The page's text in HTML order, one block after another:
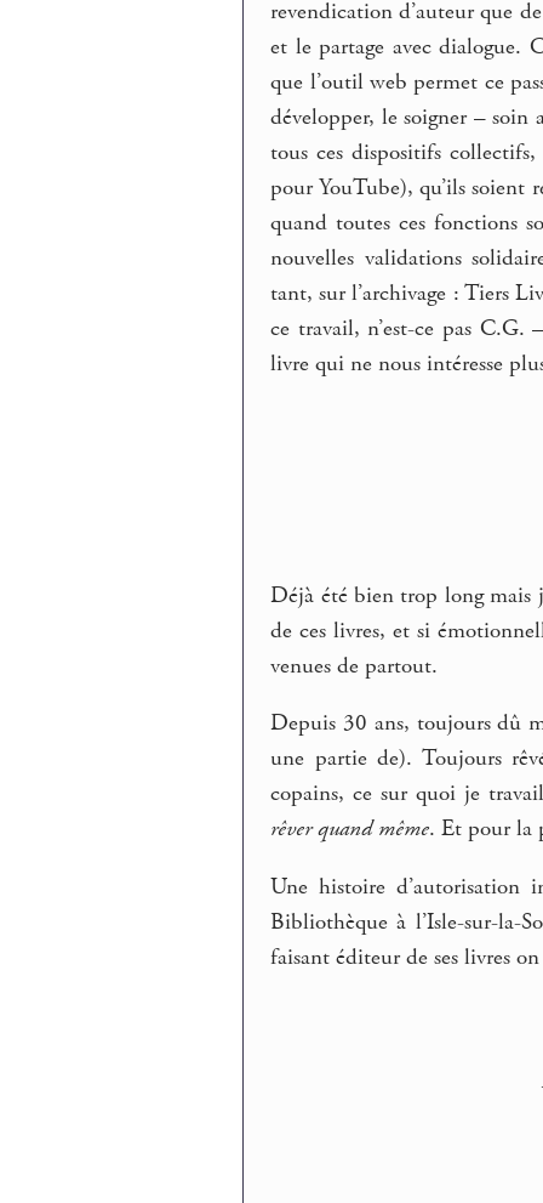
revendication d’auteur que
et le partage avec dialogue.
que l’outil web permet ce
développer, le soigner – soin
tous ces dispositifs collectifs,
pour YouTube), qu’ils soient
quand toutes ces fonctions
nouvelles validations
tant, sur l’archivage : Tiers
ce travail, n’est-ce pas
livre qui ne nous intéresse
Déjà été bien trop long mais
de ces livres, et si
venues de partout.
Depuis 30 ans, toujours dû
une partie de). Toujours
copains, ce sur quoi je
rêver quand même. Et pour la
Une histoire d’autorisation
Bibliothèque à l’Isle-sur-la-
faisant éditeur de ses livres